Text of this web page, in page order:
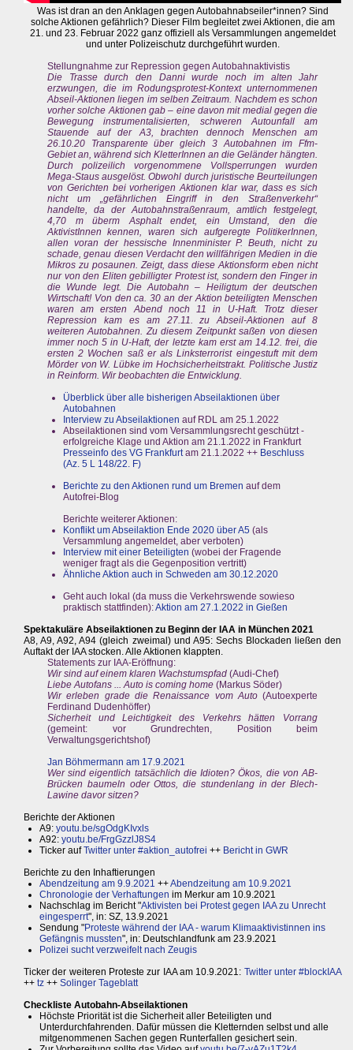
Was ist dran an den Anklagen gegen Autobahnabseiler*innen? Sind
solche Aktionen gefährlich? Dieser Film begleitet zwei Aktionen, die am
21. und 23. Februar 2022 ganz offiziell als Versammlungen angemeldet
und unter Polizeischutz durchgeführt wurden.
Stellungnahme zur Repression gegen Autobahnaktivistis
Die Trasse durch den Danni wurde noch im alten Jahr
erzwungen, die im Rodungsprotest-Kontext unternommenen
Abseil-Aktionen liegen im selben Zeitraum. Nachdem es schon
vorher solche Aktionen gab – eine davon mit medial gegen die
Bewegung instrumentalisierten, schweren Autounfall am
Stauende auf der A3, brachten dennoch Menschen am
26.10.20 Transparente über gleich 3 Autobahnen im Ffm-
Gebiet an, während sich KletterInnen an die Geländer hängten.
Durch polizeilich vorgenommene Vollsperrungen wurden
Mega-Staus ausgelöst. Obwohl durch juristische Beurteilungen
von Gerichten bei vorherigen Aktionen klar war, dass es sich
nicht um „gefährlichen Eingriff in den Straßenverkehr“
handelte, da der Autobahnstraßenraum, amtlich festgelegt,
4,70 m überm Asphalt endet, ein Umstand, den die
AktivistInnen kennen, waren sich aufgeregte PolitikerInnen,
allen voran der hessische Innenminister P. Beuth, nicht zu
schade, genau diesen Verdacht den willfährigen Medien in die
Mikros zu posaunen. Zeigt, dass diese Aktionsform eben nicht
nur von den Eliten gebilligter Protest ist, sondern den Finger in
die Wunde legt. Die Autobahn – Heiligtum der deutschen
Wirtschaft! Von den ca. 30 an der Aktion beteiligten Menschen
waren am ersten Abend noch 11 in U-Haft. Trotz dieser
Repression kam es am 27.11. zu Abseil-Aktionen auf 8
weiteren Autobahnen. Zu diesem Zeitpunkt saßen von diesen
immer noch 5 in U-Haft, der letzte kam erst am 14.12. frei, die
ersten 2 Wochen saß er als Linksterrorist eingestuft mit dem
Mörder von W. Lübke im Hochsicherheitstrakt. Politische Justiz
in Reinform. Wir beobachten die Entwicklung.
Überblick über alle bisherigen Abseilaktionen über
Autobahnen
Interview zu Abseilaktionen auf RDL am 25.1.2022
Abseilaktionen sind vom Versammlungsrecht geschützt -
erfolgreiche Klage und Aktion am 21.1.2022 in Frankfurt
Presseinfo des VG Frankfurtam 21.1.2022 ++ Beschluss
(Az. 5 L 148/22. F)
Berichte zu den Aktionen rund um Bremen auf dem
Autofrei-Blog
Berichte weiterer Aktionen:
Konflikt um Abseilaktion Ende 2020 über A5 (als
Versammlung angemeldet, aber verboten)
Interview mit einer Beteiligten (wobei der Fragende
weniger fragt als die Gegenposition vertritt)
Ähnliche Aktion auch in Schweden am 30.12.2020
Geht auch lokal (da muss die Verkehrswende sowieso
praktisch stattfinden):Aktion am 27.1.2022 in Gießen
Spektakuläre Abseilaktionen zu Beginn der IAA in München 2021
A8, A9, A92, A94 (gleich zweimal) und A95: Sechs Blockaden ließen den
Auftakt der IAA stocken. Alle Aktionen klappten.
Statements zur IAA-Eröffnung:
Wir sind auf einem klaren Wachstumspfad (Audi-Chef)
Liebe Autofans ... Auto is coming home (Markus Söder)
Wir erleben grade die Renaissance vom Auto(Autoexperte
Ferdinand Dudenhöffer)
Sicherheit und Leichtigkeit des Verkehrs hätten Vorrang
(gemeint: vor Grundrechten, Position beim
Verwaltungsgerichtshof)
Jan Böhmermann am 17.9.2021
Wer sind eigentlich tatsächlich die Idioten? Ökos, die von AB-
Brücken baumeln oder Ottos, die stundenlang in der Blech-
Lawine davor sitzen?
Berichte der Aktionen
A9: youtu.be/sgOdgKIvxls
A92: youtu.be/FrgGzzlJ8S4
Ticker aufTwitter unter #aktion_autofrei ++ Bericht in GWR
Berichte zu den Inhaftierungen
Abendzeitung am 9.9.2021 ++Abendzeitung am 10.9.2021
Chronologie der Verhaftungen im Merkur am 10.9.2021
Nachschlag im Bericht "Aktivisten bei Protest gegen IAA zu Unrecht
eingesperrt", in: SZ, 13.9.2021
Sendung "Proteste während der IAA - warum Klimaaktivistinnen ins
Gefängnis mussten", in: Deutschlandfunk am 23.9.2021
Polizei sucht verzweifelt nach Zeugis
Ticker der weiteren Proteste zur IAA am 10.9.2021: Twitter unter #blockIAA
++ tz ++ Solinger Tageblatt
Checkliste Autobahn-Abseilaktionen
Höchste Priorität ist die Sicherheit aller Beteiligten und
Unterdurchfahrenden. Dafür müssen die Kletternden selbst und alle
mitgenommenen Sachen gegen Runterfallen gesichert sein.